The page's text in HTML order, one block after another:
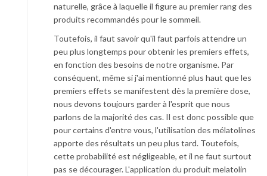
naturelle, grâce à laquelle il figure au premier rang des
produits recommandés pour le sommeil.
Toutefois, il faut savoir qu'il faut parfois attendre un
peu plus longtemps pour obtenir les premiers effets,
en fonction des besoins de notre organisme. Par
conséquent, même si j'ai mentionné plus haut que les
premiers effets se manifestent dès la première dose,
nous devons toujours garder à l'esprit que nous
parlons de la majorité des cas. Il est donc possible que
pour certains d'entre vous, l'utilisation des mélatolines
apporte des résultats un peu plus tard. Toutefois,
cette probabilité est négligeable, et il ne faut surtout
pas se décourager. L'application du produit melatolin